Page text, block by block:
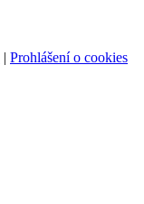
| Prohlášení o cookies